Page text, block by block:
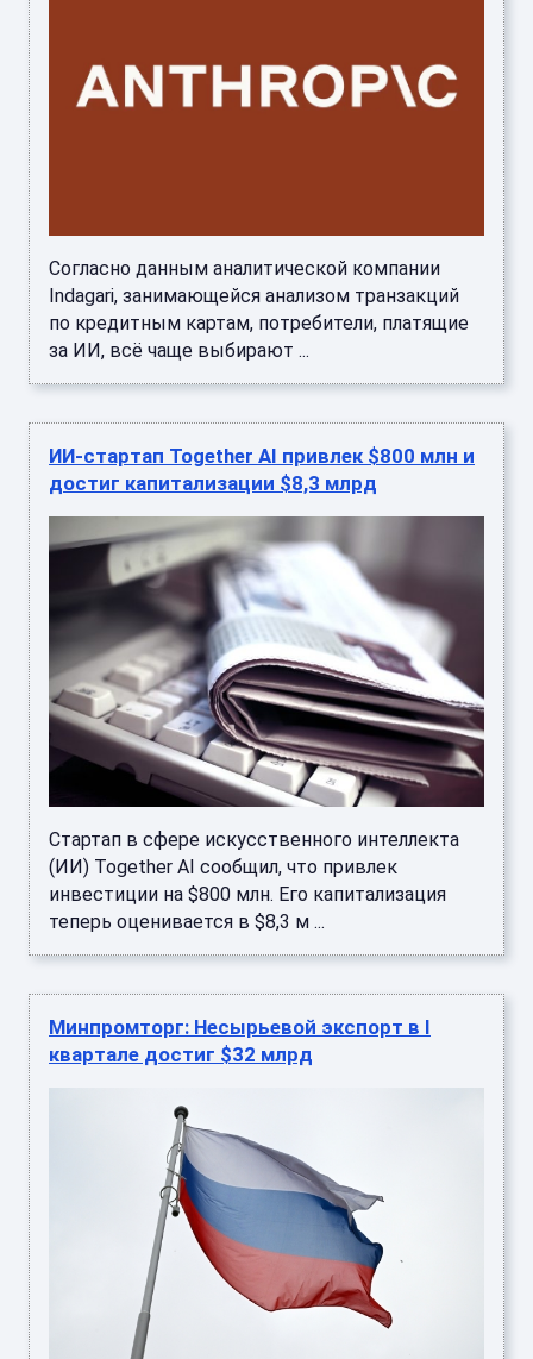
Согласно данным аналитической компании
Indagari, занимающейся анализом транзакций
по кредитным картам, потребители, платящие
за ИИ, всё чаще выбирают ...
ИИ-стартап Together AI привлек $800 млн и
достиг капитализации $8,3 млрд
Стартап в сфере искусственного интеллекта
(ИИ) Together AI сообщил, что привлек
инвестиции на $800 млн. Его капитализация
теперь оценивается в $8,3 м ...
Минпромторг: Несырьевой экспорт в I
квартале достиг $32 млрд